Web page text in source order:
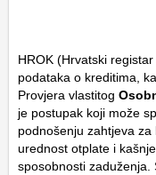
HROK (Hrvatski
podataka o kreditima,
Provjera vlastitog
je postupak koji može
podnošenju zahtjeva za
urednost otplate i
sposobnosti zaduženja.